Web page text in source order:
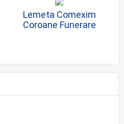
Lemeta Comexim
Coroane Funerare